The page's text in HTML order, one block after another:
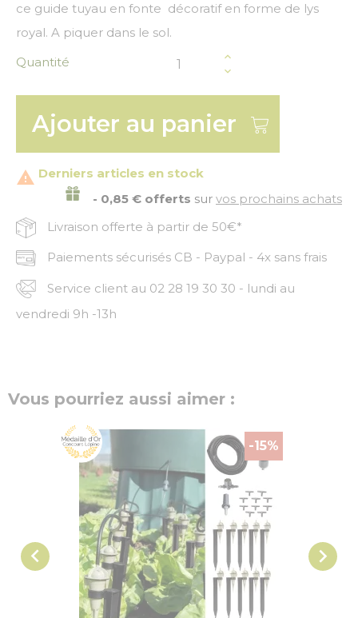
ce guide tuyau en fonte décoratif en forme de lys
royal. A piquer dans le sol.
Quantité
Ajouter au panier
 Derniers articles en stock
- 0,85 € offerts sur vos prochains achats
Livraison offerte à partir de 50€*
Paiements sécurisés CB - Paypal - 4x sans frais
Service client au 02 28 19 30 30 - lundi au
vendredi 9h -13h
Vous pourriez aussi aimer :

-15%
